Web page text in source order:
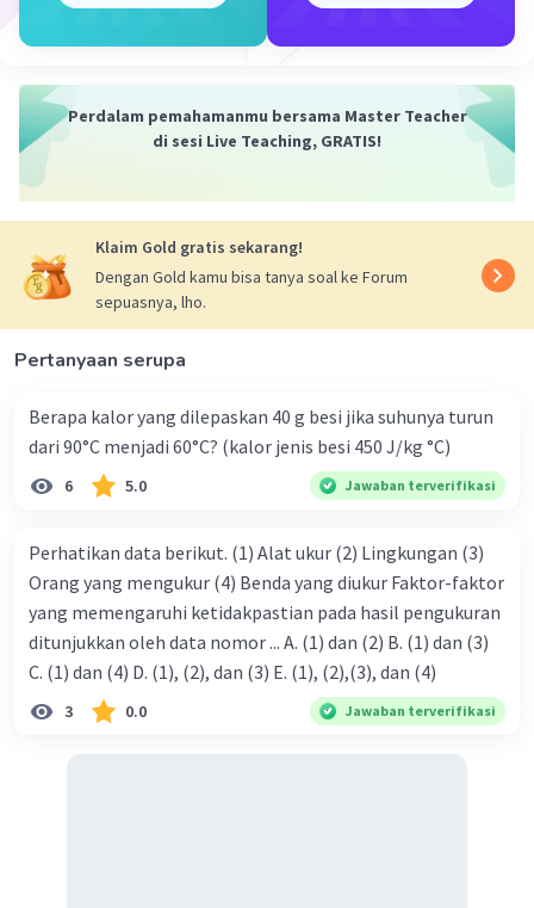
Iklan
Perdalam pemahamanmu bersama Master Teacher
di sesi Live Teaching, GRATIS!
Klaim Gold gratis sekarang!
Dengan Gold kamu bisa tanya soal ke Forum
sepuasnya, lho.
Pertanyaan serupa
Berapa kalor yang dilepaskan 40 g besi jika suhunya turun
dari 90°C menjadi 60°C? (kalor jenis besi 450 J/kg °C)
6 5.0 Jawaban terverifikasi
Perhatikan data berikut. (1) Alat ukur (2) Lingkungan (3)
Orang yang mengukur (4) Benda yang diukur Faktor-faktor
yang memengaruhi ketidakpastian pada hasil pengukuran
ditunjukkan oleh data nomor ... A. (1) dan (2) B. (1) dan (3)
C. (1) dan (4) D. (1), (2), dan (3) E. (1), (2),(3), dan (4)
3 0.0 Jawaban terverifikasi